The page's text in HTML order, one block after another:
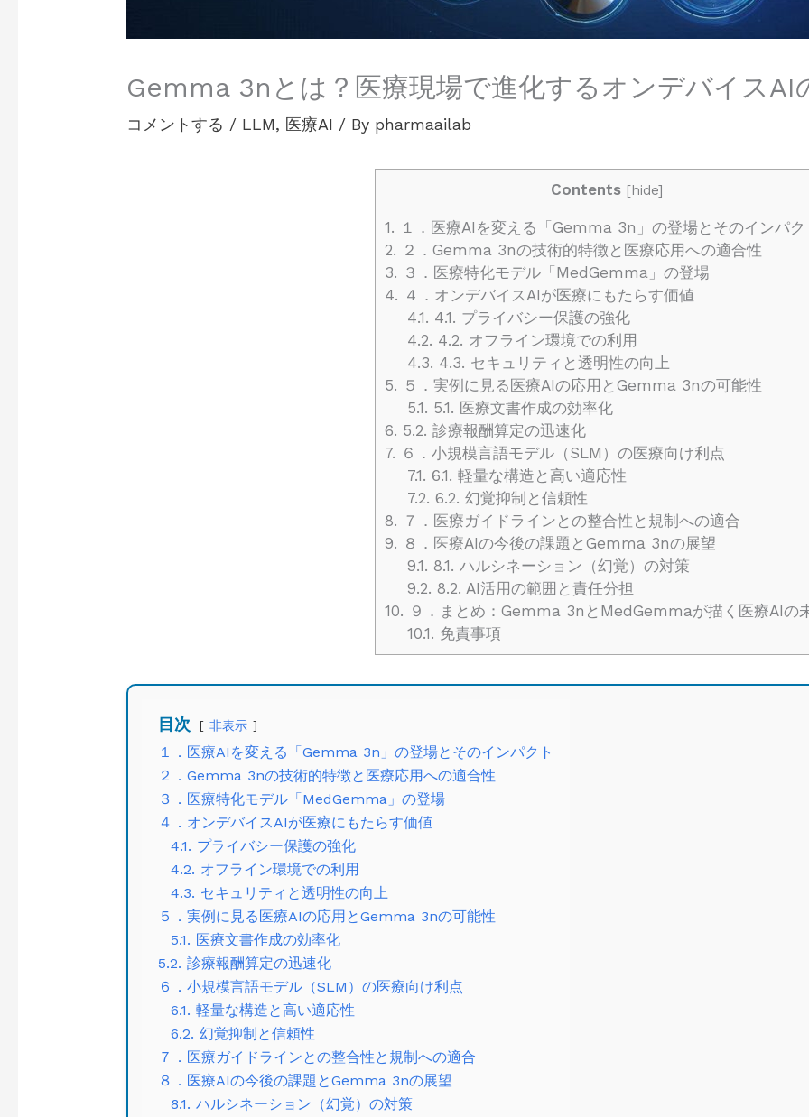
Gemma 3nとは？医療現場で進化するオンデバイスAI
コメントする / LLM, 医療AI / By pharmaailab
Contents [hide]
1. １．医療AIを変える「Gemma 3n」の登場とそのインパク
2. ２．Gemma 3nの技術的特徴と医療応用への適合性
3. ３．医療特化モデル「MedGemma」の登場
4. ４．オンデバイスAIが医療にもたらす価値
4.1. 4.1. プライバシー保護の強化
4.2. 4.2. オフライン環境での利用
4.3. 4.3. セキュリティと透明性の向上
5. ５．実例に見る医療AIの応用とGemma 3nの可能性
5.1. 5.1. 医療文書作成の効率化
6. 5.2. 診療報酬算定の迅速化
7. ６．小規模言語モデル（SLM）の医療向け利点
7.1. 6.1. 軽量な構造と高い適応性
7.2. 6.2. 幻覚抑制と信頼性
8. ７．医療ガイドラインとの整合性と規制への適合
9. ８．医療AIの今後の課題とGemma 3nの展望
9.1. 8.1. ハルシネーション（幻覚）の対策
9.2. 8.2. AI活用の範囲と責任分担
10. ９．まとめ：Gemma 3nとMedGemmaが描く医療AIの
10.1. 免責事項
目次 非表示
１．医療AIを変える「Gemma 3n」の登場とそのインパクト
２．Gemma 3nの技術的特徴と医療応用への適合性
３．医療特化モデル「MedGemma」の登場
４．オンデバイスAIが医療にもたらす価値
4.1. プライバシー保護の強化
4.2. オフライン環境での利用
4.3. セキュリティと透明性の向上
５．実例に見る医療AIの応用とGemma 3nの可能性
5.1. 医療文書作成の効率化
5.2. 診療報酬算定の迅速化
６．小規模言語モデル（SLM）の医療向け利点
6.1. 軽量な構造と高い適応性
6.2. 幻覚抑制と信頼性
７．医療ガイドラインとの整合性と規制への適合
８．医療AIの今後の課題とGemma 3nの展望
8.1. ハルシネーション（幻覚）の対策